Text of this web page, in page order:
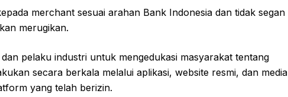
merchant sesuai arahan Bank Indonesia dan tidak segan
merugikan.
pelaku industri untuk mengedukasi masyarakat tentang
secara berkala melalui aplikasi, website resmi, dan media
yang telah berizin.